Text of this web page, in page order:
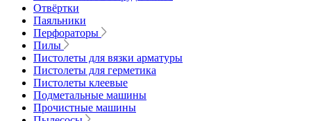
Отвёртки
Паяльники
Перфораторы
Пилы
Пистолеты для вязки арматуры
Пистолеты для герметика
Пистолеты клеевые
Подметальные машины
Прочистные машины